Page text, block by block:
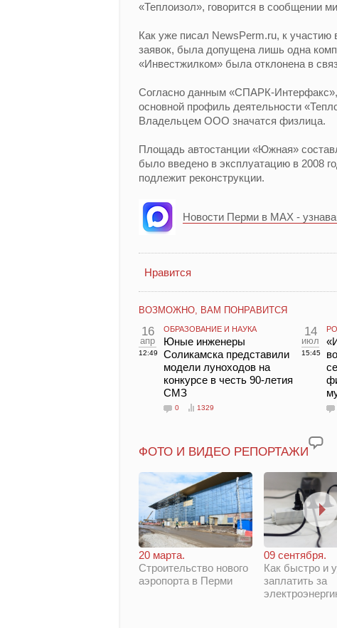
«Теплоизол», говорится в сообщении
Как уже писал NewsPerm.ru, к участию
заявок, была допущена лишь одна
«Инвестжилком» была отклонена в
Согласно данным «СПАРК-Интерфакс»,
основной профиль деятельности
Владельцем ООО значатся физлица.
Площадь автостанции «Южная»
было введено в эксплуатацию в 2008
подлежит реконструкции.
Новости Перми в MAX -
Нравится
ВОЗМОЖНО, ВАМ ПОНРАВИТСЯ
16
апр
12:49
ОБРАЗОВАНИЕ И НАУКА
Юные инженеры
Соликамска представили
модели луноходов на
конкурсе в честь 90-летия
СМЗ
0 1329
14
июл
15:45
ФОТО И ВИДЕО РЕПОРТАЖИ
20 марта.
Строительство нового
аэропорта в Перми
09 сентября.
Как быстро и
заплатить за